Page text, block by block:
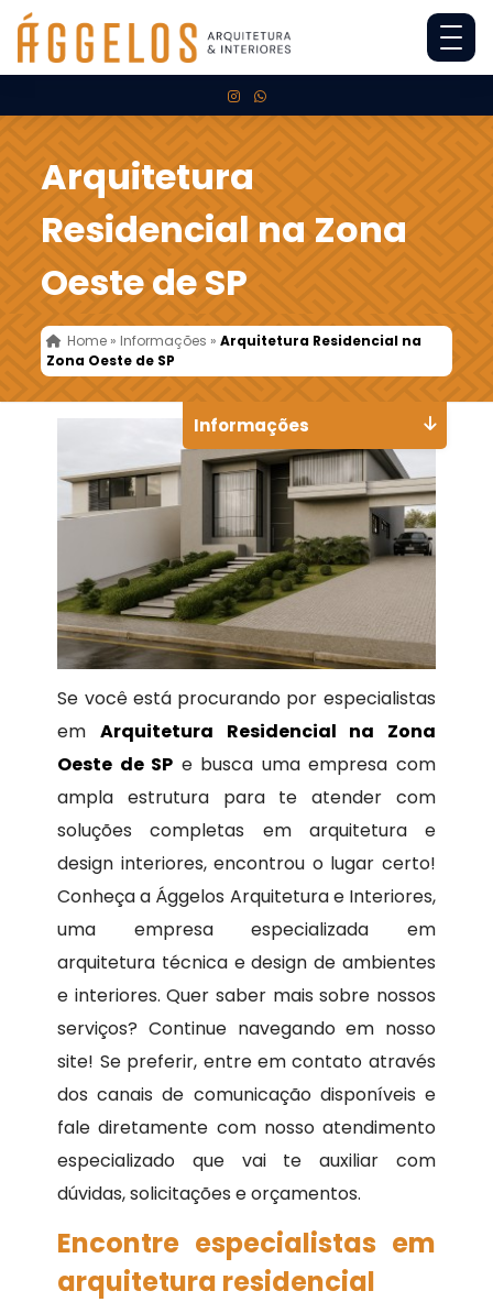
Arquitetura
Residencial na Zona
Oeste de SP
Home » Informações »Arquitetura Residencial na
Zona Oeste de SP
Se você está procurando por especialistas
em Arquitetura Residencial na Zona
Oeste de SP e busca uma empresa com
ampla estrutura para te atender com
soluções completas em arquitetura e
design interiores, encontrou o lugar certo!
Conheça a Ággelos Arquitetura e Interiores,
uma empresa especializada em
arquitetura técnica e design de ambientes
e interiores. Quer saber mais sobre nossos
serviços? Continue navegando em nosso
site! Se preferir, entre em contato através
dos canais de comunicação disponíveis e
fale diretamente com nosso atendimento
especializado que vai te auxiliar com
dúvidas, solicitações e orçamentos.
Encontre especialistas em
arquitetura residencial
Informações